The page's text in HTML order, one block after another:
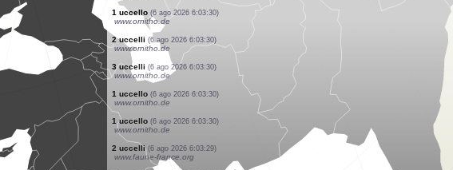
1 uccello (6 ago 2026 6:03:30)
www.ornitho.de
1 uccello (6 ago 2026 6:03:30)
www.ornitho.de
1 uccello (6 ago 2026 6:03:30)
www.ornitho.de
1 uccello (6 ago 2026 6:03:30)
www.ornitho.de
1 uccello (6 ago 2026 6:03:30)
www.ornitho.de
1 uccello (6 ago 2026 6:03:30)
www.ornitho.de